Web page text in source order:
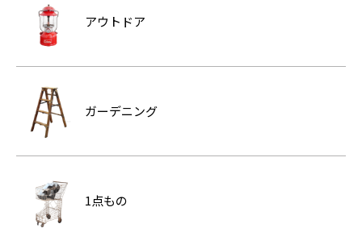
アウトドア
ガーデニング
1点もの